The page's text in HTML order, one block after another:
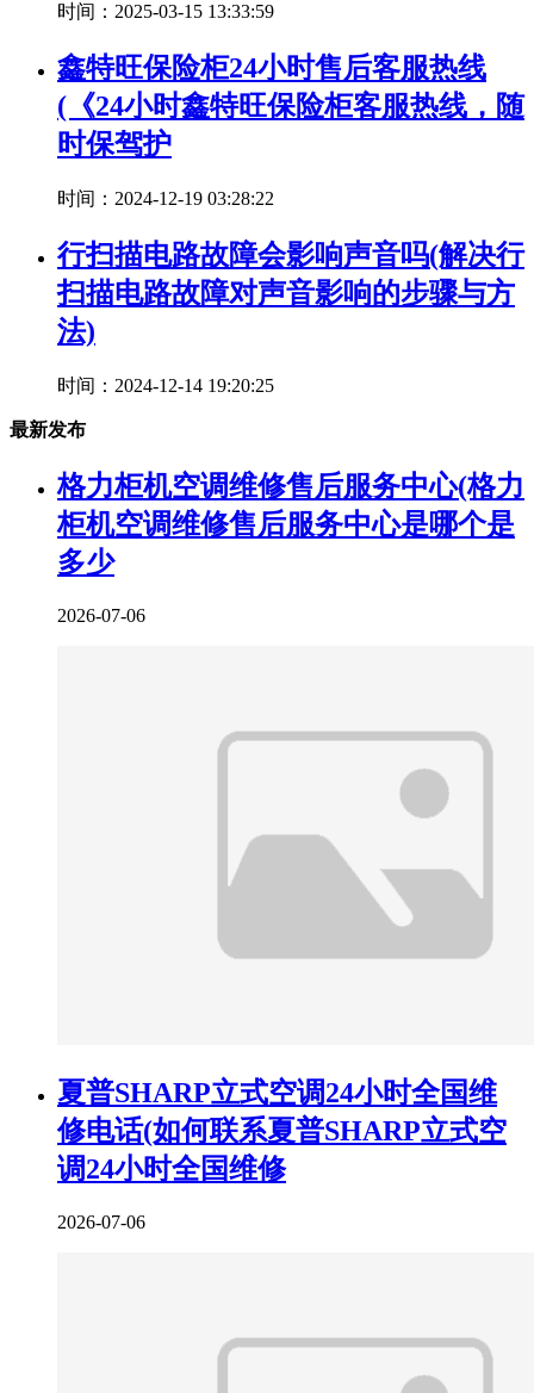
时间：2025-03-15 13:33:59
鑫特旺保险柜24小时售后客服热线
(《24小时鑫特旺保险柜客服热线，随
时保驾护
时间：2024-12-19 03:28:22
行扫描电路故障会影响声音吗(解决行
扫描电路故障对声音影响的步骤与方
法)
时间：2024-12-14 19:20:25
最新发布
格力柜机空调维修售后服务中心(格力
柜机空调维修售后服务中心是哪个是
多少
2026-07-06
夏普SHARP立式空调24小时全国维
修电话(如何联系夏普SHARP立式空
调24小时全国维修
2026-07-06